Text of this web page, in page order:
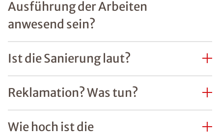
Ausführung der Arbeiten
anwesend sein?
Ist die Sanierung laut?
Reklamation? Was tun?
Wie hoch ist die